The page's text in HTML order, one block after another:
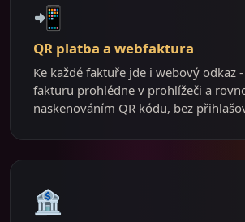
📲
QR platba a webfaktura
Ke každé faktuře jde i webový odkaz
fakturu prohlédne v prohlížeči a
naskenováním QR kódu, bez
🏦